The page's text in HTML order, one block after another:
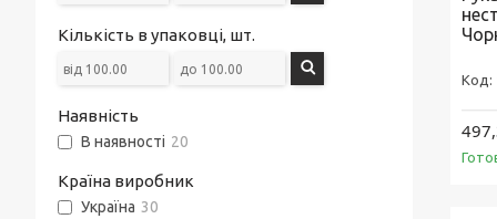
Кількість в упаковці, шт.
Наявність
В наявності 20
Країна виробник
Україна 30